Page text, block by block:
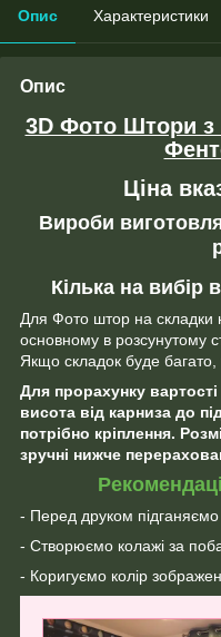
Опис Характеристики
Опис
3D Фото Штори
Ціна
Вироби
Кілька на вибір
Для Фото штор на складки
основному в розсунутому
Якщо складок буде
Для прорахунку
висота від карниза до
потрібно кріплення.
зручні нижче
- Перед друком підганяємо
- Створюємо колажі за
- Коригуємо колір